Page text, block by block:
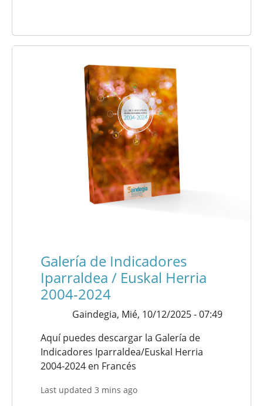
Galería de Indicadores
Iparraldea / Euskal Herria
2004-2024
Gaindegia, Mié, 10/12/2025 - 07:49
Aquí puedes descargar la Galería de
Indicadores Iparraldea/Euskal Herria
2004-2024 en Francés
Last updated 3 mins ago